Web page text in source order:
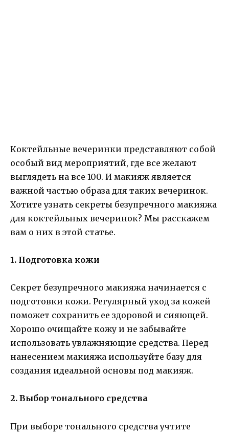
Коктейльные вечеринки представляют собой
особый вид мероприятий, где все желают
выглядеть на все 100. И макияж является
важной частью образа для таких вечеринок.
Хотите узнать секреты безупречного макияжа
для коктейльных вечеринок? Мы расскажем
вам о них в этой статье.
1. Подготовка кожи
Секрет безупречного макияжа начинается с
подготовки кожи. Регулярный уход за кожей
поможет сохранить ее здоровой и сияющей.
Хорошо очищайте кожу и не забывайте
использовать увлажняющие средства. Перед
нанесением макияжа используйте базу для
создания идеальной основы под макияж.
2. Выбор тонального средства
При выборе тонального средства учтите